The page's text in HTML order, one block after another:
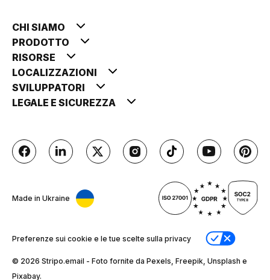
CHI SIAMO
PRODOTTO
RISORSE
LOCALIZZAZIONI
SVILUPPATORI
LEGALE E SICUREZZA
Made in Ukraine
Preferenze sui cookie e le tue scelte sulla privacy
© 2026 Stripо.email - Foto fornite da Pexels, Freepik, Unsplash e
Pixabay.